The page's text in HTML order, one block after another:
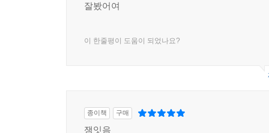
잘봤어여
이 한줄평이 도움이 되었나요?
종이책 구매
잼잇음